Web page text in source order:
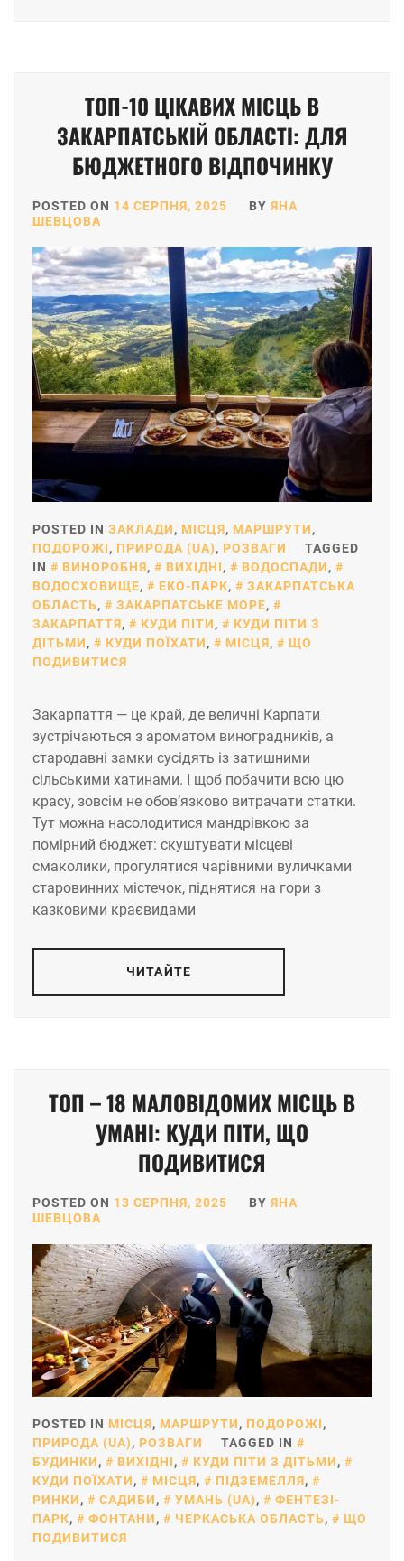
ТОП-10 ЦІКАВИХ МІСЦЬ В
ЗАКАРПАТСЬКІЙ ОБЛАСТІ: ДЛЯ
БЮДЖЕТНОГО ВІДПОЧИНКУ
POSTED ON 14 СЕРПНЯ, 2025 BY ЯНА
ШЕВЦОВА
POSTED IN ЗАКЛАДИ, МІСЦЯ, МАРШРУТИ,
ПОДОРОЖІ, ПРИРОДА (UA), РОЗВАГИ
TAGGED
IN
ВИНОРОБНЯ, ВИХІДНІ, ВОДОСПАДИ,
ВОДОСХОВИЩЕ, ЕКО-ПАРК,
ЗАКАРПАТСЬКА
ОБЛАСТЬ, ЗАКАРПАТСЬКЕ МОРЕ,
ЗАКАРПАТТЯ, КУДИ ПІТИ,
КУДИ ПІТИ З
ДІТЬМИ, КУДИ ПОЇХАТИ, МІСЦЯ,
ЩО
ПОДИВИТИСЯ
Закарпаття — це край, де величні Карпати
зустрічаються з ароматом виноградників, а
стародавні замки сусідять із затишними
сільськими хатинами. І щоб побачити всю цю
красу, зовсім не обов’язково витрачати статки.
Тут можна насолодитися мандрівкою за
помірний бюджет: скуштувати місцеві
смаколики, прогулятися чарівними вуличками
старовинних містечок, піднятися на гори з
казковими краєвидами
ЧИТАЙТЕ
ТОП – 18 МАЛОВІДОМИХ МІСЦЬ В
УМАНІ: КУДИ ПІТИ, ЩО
ПОДИВИТИСЯ
POSTED ON 13 СЕРПНЯ, 2025 BY ЯНА
ШЕВЦОВА
POSTED IN МІСЦЯ, МАРШРУТИ, ПОДОРОЖІ,
ПРИРОДА (UA), РОЗВАГИ
TAGGED IN
БУДИНКИ, ВИХІДНІ, КУДИ ПІТИ З ДІТЬМИ,
КУДИ ПОЇХАТИ, МІСЦЯ, ПІДЗЕМЕЛЛЯ,
РИНКИ, САДИБИ, УМАНЬ (UA),
ФЕНТЕЗІ-
ПАРК, ФОНТАНИ, ЧЕРКАСЬКА ОБЛАСТЬ,
ЩО
ПОДИВИТИСЯ